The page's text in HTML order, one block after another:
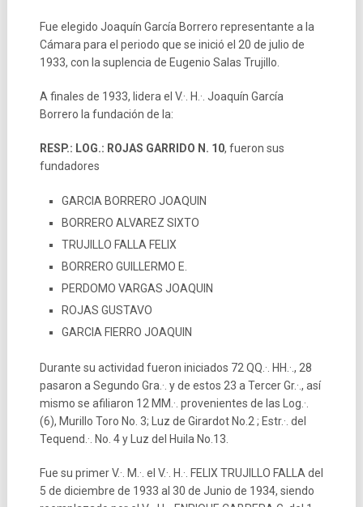
Fue elegido Joaquín García Borrero representante a la
Cámara para el periodo que se inició el 20 de julio de
1933, con la suplencia de Eugenio Salas Trujillo.
A finales de 1933, lidera el V.·. H.·. Joaquín García
Borrero la fundación de la:
RESP.: LOG.: ROJAS GARRIDO N. 10, fueron sus
fundadores
GARCIA BORRERO JOAQUIN
BORRERO ALVAREZ SIXTO
TRUJILLO FALLA FELIX
BORRERO GUILLERMO E.
PERDOMO VARGAS JOAQUIN
ROJAS GUSTAVO
GARCIA FIERRO JOAQUIN
Durante su actividad fueron iniciados 72 QQ.·. HH.·., 28
pasaron a Segundo Gra.·. y de estos 23 a Tercer Gr.·., así
mismo se afiliaron 12 MM.·. provenientes de las Log.·.
(6), Murillo Toro No. 3; Luz de Girardot No.2 ; Estr.·. del
Tequend.·. No. 4 y Luz del Huila No.13.
Fue su primer V.·. M.·. el V.·. H.·. FELIX TRUJILLO FALLA del
5 de diciembre de 1933 al 30 de Junio de 1934, siendo